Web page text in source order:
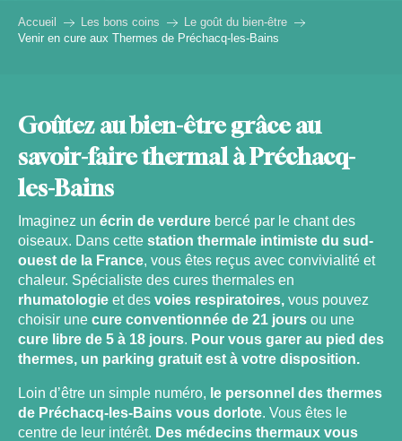
Accueil Les bons coins
Le goût du bien-être
Venir en cure aux Thermes de Préchacq-les-Bains
Goûtez au bien-être grâce au
savoir-faire thermal à Préchacq-
les-Bains
Imaginez un écrin de verdure bercé par le chant des
oiseaux. Dans cette station thermale intimiste du sud-
ouest de la France, vous êtes reçus avec convivialité et
chaleur. Spécialiste des cures thermales en
rhumatologie et des voies respiratoires, vous pouvez
choisir une cure conventionnée de 21 jours ou une
cure libre de 5 à 18 jours. Pour vous garer au pied des
thermes, un parking gratuit est à votre disposition.
Loin d’être un simple numéro, le personnel des thermes
de Préchacq-les-Bains vous dorlote. Vous êtes le
centre de leur intérêt. Des médecins thermaux vous